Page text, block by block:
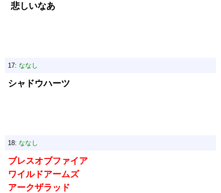
悲しいなあ
17: ななし
シャドウハーツ
18: ななし
ブレスオブファイア
ワイルドアームズ
アークザラッド